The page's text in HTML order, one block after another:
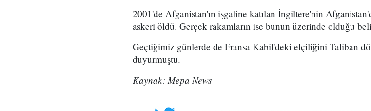
2001'de Afganistan'ın işgaline katılan İngiltere'nin
askeri öldü. Gerçek rakamların ise bunun üzerinde olduğu
Geçtiğimiz günlerde de Fransa Kabil'deki elçiliğini Taliban
duyurmuştu.
Kaynak: Mepa News